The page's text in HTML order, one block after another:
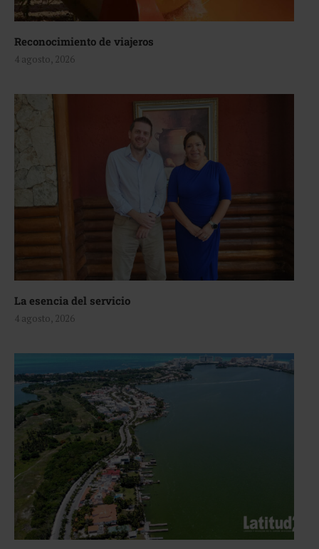
Reconocimiento de viajeros
4 agosto, 2026
La esencia del servicio
4 agosto, 2026